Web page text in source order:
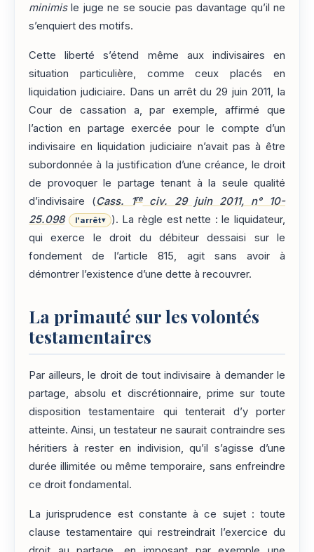
minimisle juge ne se soucie pas davantage qu’il ne
s’enquiert des motifs.
Cette liberté s’étend même aux indivisaires en
situation particulière, comme ceux placés en
liquidation judiciaire. Dans un arrêt du 29 juin 2011, la
Cour de cassation a, par exemple, affirmé que
l’action en partage exercée pour le compte d’un
indivisaire en liquidation judiciaire n’avait pas à être
subordonnée à la justification d’une créance, le droit
de provoquer le partage tenant à la seule qualité
d’indivisaire (Cass. 1reciv. 29 juin 2011, n° 10-
25.098
l'arrêt▾
). La règle est nette : le liquidateur,
qui exerce le droit du débiteur dessaisi sur le
fondement de l’article 815, agit sans avoir à
démontrer l’existence d’une dette à recouvrer.
La primauté sur les volontés
testamentaires
Par ailleurs, le droit de tout indivisaire à demander le
partage, absolu et discrétionnaire, prime sur toute
disposition testamentaire qui tenterait d’y porter
atteinte. Ainsi, un testateur ne saurait contraindre ses
héritiers à rester en indivision, qu’il s’agisse d’une
durée illimitée ou même temporaire, sans enfreindre
ce droit fondamental.
La jurisprudence est constante à ce sujet : toute
clause testamentaire qui restreindrait l’exercice du